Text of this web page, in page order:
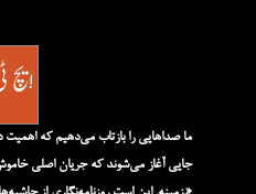
جایی آغاز می‌شوند که جریان اصلی